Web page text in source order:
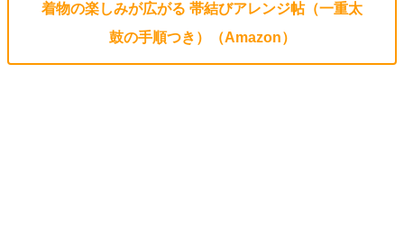
着物の楽しみが広がる 帯結びアレンジ帖（一重太
鼓の手順つき）（Amazon）